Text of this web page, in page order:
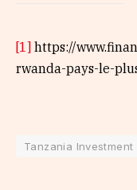
[1] https://
rwanda-pays-le-
Tanzania Investment